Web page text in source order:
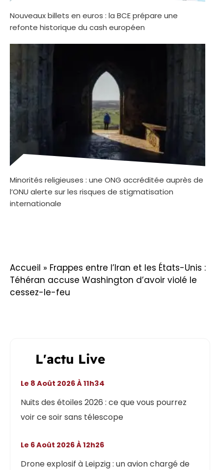
Nouveaux billets en euros : la BCE prépare une
refonte historique du cash européen
Minorités religieuses : une ONG accréditée auprès de
l’ONU alerte sur les risques de stigmatisation
internationale
Accueil » Frappes entre l’Iran et les États-Unis :
Téhéran accuse Washington d’avoir violé le
cessez-le-feu
L'actu Live
Nuits des étoiles 2026 : ce que vous pourrez
voir ce soir sans télescope
Le 8 Août 2026 À 11h34
Drone explosif à Leipzig : un avion chargé de
Le 6 Août 2026 À 12h26